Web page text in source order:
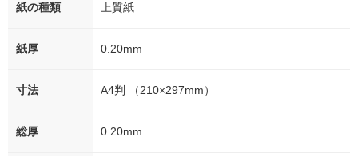
紙の種類 上質紙
紙厚 0.20mm
寸法 A4判 （210×297mm）
総厚 0.20mm